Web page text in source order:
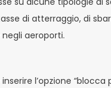
di atterraggio, di
aeroporti.
inserire l’opzione “blocca